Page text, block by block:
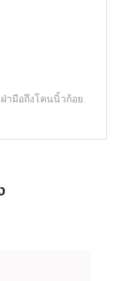
ามือถึงโคนนิ้วก้อย